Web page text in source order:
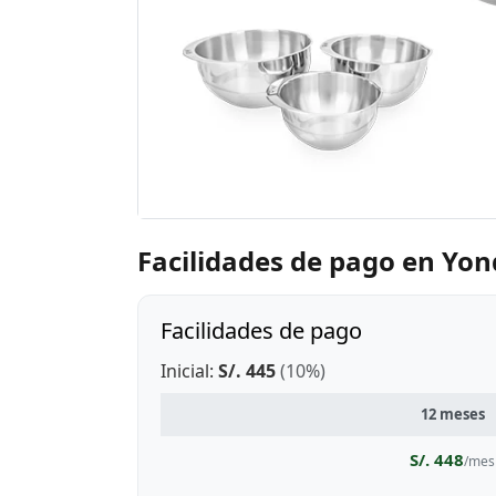
Facilidades de pago en
Facilidades de pago
Inicial: S/. 445(10%)
12 meses
S/. 448/mes